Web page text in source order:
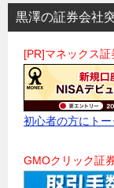
黒澤の証券会社
[PR]マネックス証
初心者の方にトー
GMOクリック証